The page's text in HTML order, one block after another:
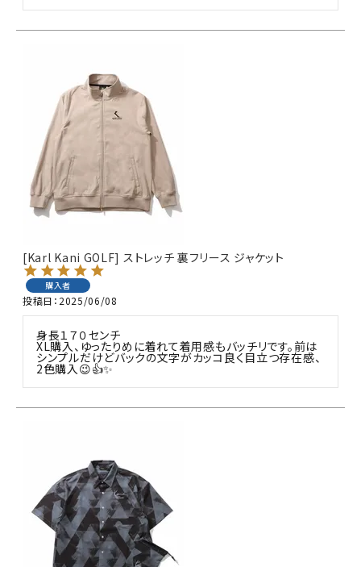
キーワードから探す
価格から探す
並び順
カテゴリ
サイズ
29inc
34inc
36inc
40inc
KIDS
カラー
[Karl Kani GOLF] ストレッチ 裏フリース ジャケット
購入者
投稿日 2025/06/08
身長１７０センチ
XL購入、ゆったりめに着れて着用感もバッチリです。前は
シンプルだけどバックの文字がカッコ良く目立つ存在感、
2色購入😉👍️✨